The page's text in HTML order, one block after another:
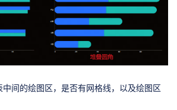
间的绘图区，是否有网格线，以及绘图区